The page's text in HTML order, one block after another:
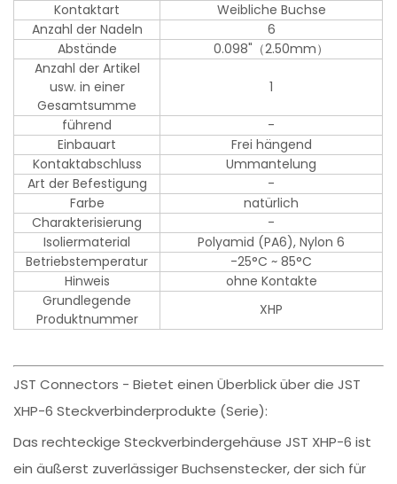
Kontaktart
Weibliche Buchse
Anzahl der Nadeln
6
Abstände
0.098"（2.50mm）
Anzahl der Artikel
usw. in einer
Gesamtsumme
1
führend
-
Einbauart
Frei hängend
Kontaktabschluss
Ummantelung
Art der Befestigung
-
Farbe
natürlich
Charakterisierung
-
Isoliermaterial
Polyamid (PA6), Nylon 6
Betriebstemperatur
-25°C ~ 85°C
Hinweis
ohne Kontakte
Grundlegende
Produktnummer
XHP
JST Connectors - Bietet einen Überblick über die JST
XHP-6 Steckverbinderprodukte (Serie):
Das rechteckige Steckverbindergehäuse JST XHP-6 ist
ein äußerst zuverlässiger Buchsenstecker, der sich für